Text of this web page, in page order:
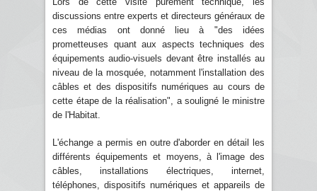
discussions entre experts et directeurs généraux de
ces médias ont donné lieu à "des idées
prometteuses quant aux aspects techniques des
équipements audio-visuels devant être installés au
niveau de la mosquée, notamment l'installation des
câbles et des dispositifs numériques au cours de
cette étape de la réalisation", a souligné le ministre
de l'Habitat.
L'échange a permis en outre d'aborder en détail les
différents équipements et moyens, à l'image des
câbles, installations électriques, internet,
téléphones, dispositifs numériques et appareils de